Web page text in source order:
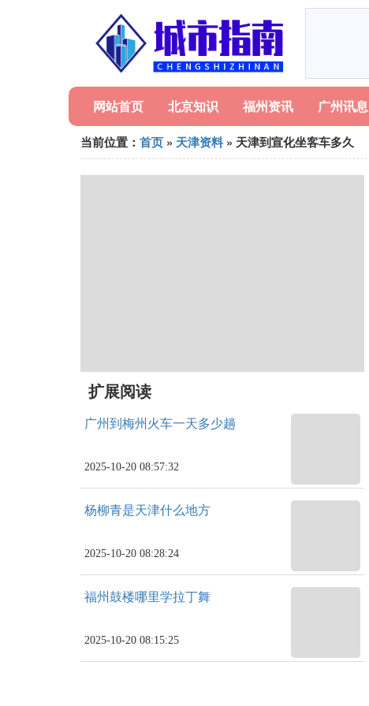
网站首页 北京知识 福州资讯 广州讯息
当前位置： 首页 » 天津资料 » 天津到宣化坐客车多久
扩展阅读
广州到梅州火车一天多少趟
2025-10-20 08:57:32
杨柳青是天津什么地方
2025-10-20 08:28:24
福州鼓楼哪里学拉丁舞
2025-10-20 08:15:25